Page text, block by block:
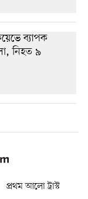
প্রথম আলো ট্রাস্ট